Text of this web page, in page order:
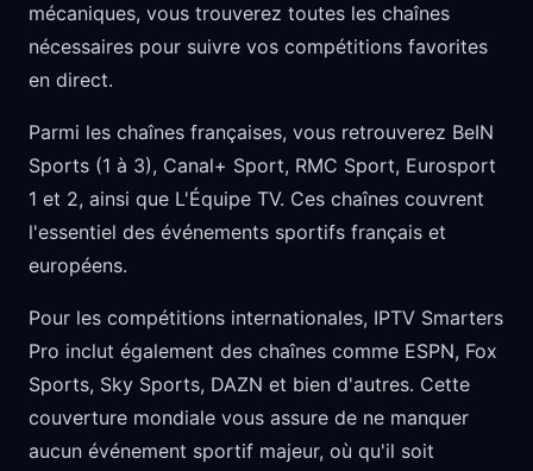
mécaniques, vous trouverez toutes les chaînes
nécessaires pour suivre vos compétitions favorites
en direct.
Parmi les chaînes françaises, vous retrouverez BeIN
Sports (1 à 3), Canal+ Sport, RMC Sport, Eurosport
1 et 2, ainsi que L'Équipe TV. Ces chaînes couvrent
l'essentiel des événements sportifs français et
européens.
Pour les compétitions internationales, IPTV Smarters
Pro inclut également des chaînes comme ESPN, Fox
Sports, Sky Sports, DAZN et bien d'autres. Cette
couverture mondiale vous assure de ne manquer
aucun événement sportif majeur, où qu'il soit